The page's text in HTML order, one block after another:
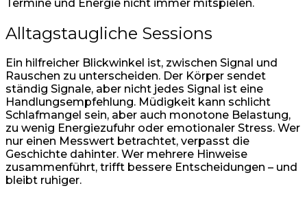
Termine und Energie nicht immer mitspielen.
Alltagstaugliche Sessions
Ein hilfreicher Blickwinkel ist, zwischen Signal und
Rauschen zu unterscheiden. Der Körper sendet
ständig Signale, aber nicht jedes Signal ist eine
Handlungsempfehlung. Müdigkeit kann schlicht
Schlafmangel sein, aber auch monotone Belastung,
zu wenig Energiezufuhr oder emotionaler Stress. Wer
nur einen Messwert betrachtet, verpasst die
Geschichte dahinter. Wer mehrere Hinweise
zusammenführt, trifft bessere Entscheidungen – und
bleibt ruhiger.